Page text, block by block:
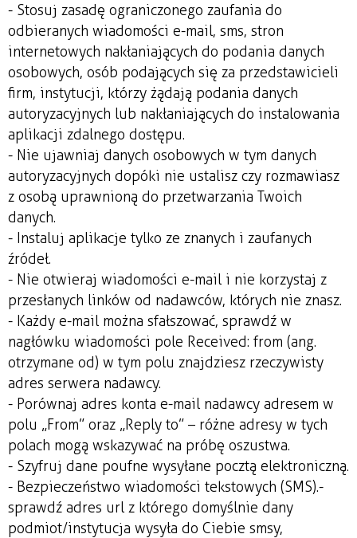
- Stosuj zasadę ograniczonego zaufania do
odbieranych wiadomości e-mail, sms, stron
internetowych nakłaniających do podania danych
osobowych, osób podających się za przedstawicieli
firm, instytucji, którzy żądają podania danych
autoryzacyjnych lub nakłaniających do instalowania
aplikacji zdalnego dostępu.
- Nie ujawniaj danych osobowych w tym danych
autoryzacyjnych dopóki nie ustalisz czy rozmawiasz
z osobą uprawnioną do przetwarzania Twoich
danych.
- Instaluj aplikacje tylko ze znanych i zaufanych
źródeł.
- Nie otwieraj wiadomości e-mail i nie korzystaj z
przesłanych linków od nadawców, których nie znasz.
- Każdy e-mail można sfałszować, sprawdź w
nagłówku wiadomości pole Received: from (ang.
otrzymane od) w tym polu znajdziesz rzeczywisty
adres serwera nadawcy.
- Porównaj adres konta e-mail nadawcy adresem w
polu „From” oraz „Reply to” – różne adresy w tych
polach mogą wskazywać na próbę oszustwa.
- Szyfruj dane poufne wysyłane pocztą elektroniczną.
- Bezpieczeństwo wiadomości tekstowych (SMS).-
sprawdź adres url z którego domyślnie dany
podmiot/instytucja wysyła do Ciebie smsy,